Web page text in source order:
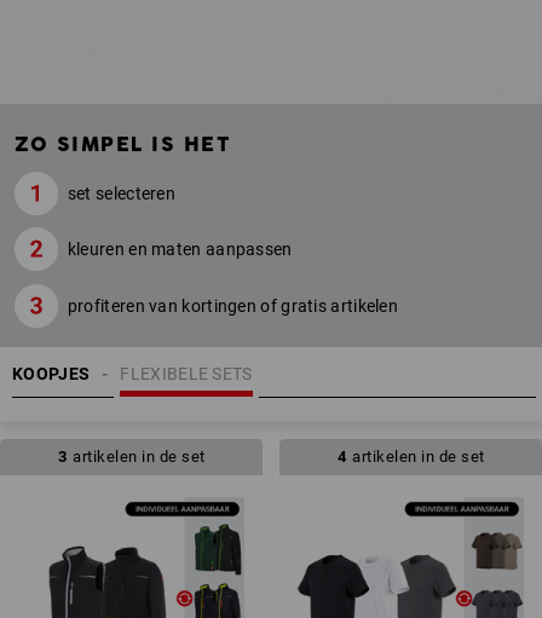
ZO SIMPEL IS HET
set selecteren
kleuren en maten aanpassen
profiteren van kortingen of gratis artikelen
KOOPJES FLEXIBELE SETS
3 artikelen in de set 4 artikelen in de set